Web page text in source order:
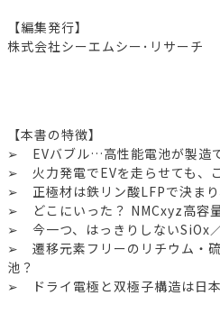
【編集発行】
株式会社シーエムシー･リサーチ
【本書の特徴】
➢ EVバブル…高性能電池が製造
➢ 火力発電でEVを走らせても、
➢ 正極材は鉄リン酸LFPで決まり
➢ どこにいった？ NMCxyz高容
➢ 今一つ、はっきりしないSiOx
➢ 遷移元素フリーのリチウム・
池？
➢ ドライ電極と双極子構造は日本